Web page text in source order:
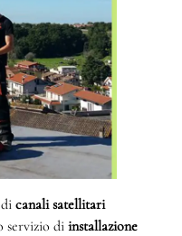
canali satellitari
servizio diinstallazione